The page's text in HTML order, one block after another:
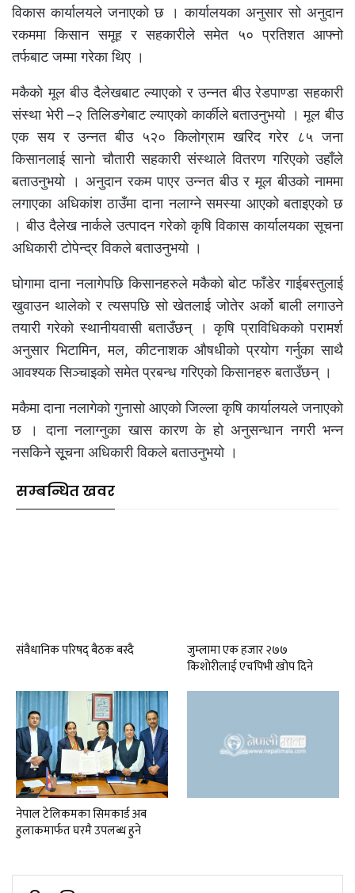
विकास कार्यालयले जनाएको छ । कार्यालयका अनुसार सो अनुदान
रकममा किसान समूह र सहकारीले समेत ५० प्रतिशत आफ्नो
तर्फबाट जम्मा गरेका थिए ।
मकैको मूल बीउ दैलेखबाट ल्याएको र उन्नत बीउ रेडपाण्डा सहकारी
संस्था भेरी –२ तिलिङगेबाट ल्याएको कार्कीले बताउनुभयो । मूल बीउ
एक सय र उन्नत बीउ ५२० किलोग्राम खरिद गरेर ८५ जना
किसानलाई सानो चौतारी सहकारी संस्थाले वितरण गरिएको उहाँले
बताउनुभयो । अनुदान रकम पाएर उन्नत बीउ र मूल बीउको नाममा
लगाएका अधिकांश ठाउँमा दाना नलाग्ने समस्या आएको बताइएको छ
। बीउ दैलेख नार्कले उत्पादन गरेको कृषि विकास कार्यालयका सूचना
अधिकारी टोपेन्द्र विकले बताउनुभयो ।
घोगामा दाना नलागेपछि किसानहरुले मकैको बोट फाँडेर गाईबस्तुलाई
खुवाउन थालेको र त्यसपछि सो खेतलाई जोतेर अर्को बाली लगाउने
तयारी गरेको स्थानीयवासी बताउँछन् । कृषि प्राविधिकको परामर्श
अनुसार भिटामिन, मल, कीटनाशक औषधीको प्रयोग गर्नुका साथै
आवश्यक सिञ्चाइको समेत प्रबन्ध गरिएको किसानहरु बताउँछन् ।
मकैमा दाना नलागेको गुनासो आएको जिल्ला कृषि कार्यालयले जनाएको
छ । दाना नलाग्नुका खास कारण के हो अनुसन्धान नगरी भन्न
नसकिने सूूचना अधिकारी विकले बताउनुभयो ।
सम्बन्धित खवर
संवैधानिक परिषद् बैठक बस्दै
जुम्लामा एक हजार २७७
किशोरीलाई एचपिभी खोप दिने
नेपाल टेलिकमका सिमकार्ड अब
हुलाकमार्फत घरमै उपलब्ध हुने